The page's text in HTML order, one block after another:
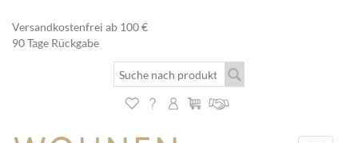
Versandkostenfrei ab 100 €
90 Tage Rückgabe